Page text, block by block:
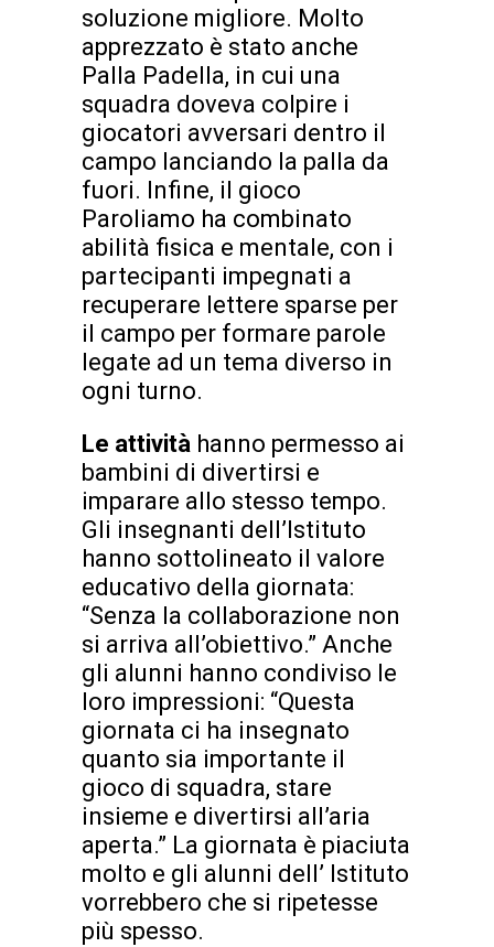
soluzione migliore. Molto
apprezzato è stato anche
Palla Padella, in cui una
squadra doveva colpire i
giocatori avversari dentro il
campo lanciando la palla da
fuori. Infine, il gioco
Paroliamo ha combinato
abilità fisica e mentale, con i
partecipanti impegnati a
recuperare lettere sparse per
il campo per formare parole
legate ad un tema diverso in
ogni turno.
Le attività hanno permesso ai
bambini di divertirsi e
imparare allo stesso tempo.
Gli insegnanti dell’Istituto
hanno sottolineato il valore
educativo della giornata:
“Senza la collaborazione non
si arriva all’obiettivo.” Anche
gli alunni hanno condiviso le
loro impressioni: “Questa
giornata ci ha insegnato
quanto sia importante il
gioco di squadra, stare
insieme e divertirsi all’aria
aperta.” La giornata è piaciuta
molto e gli alunni dell’ Istituto
vorrebbero che si ripetesse
più spesso.